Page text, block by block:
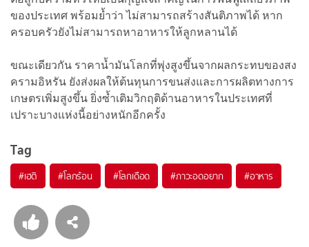
ของประเทศ พร้อมย้ำว่า ไม่สามารถสร้างสันติภาพได้ หาก
ครอบครัวยังไม่สามารถหาอาหารให้ลูกหลานได้
ขณะเดียวกัน ราคาน้ำมันโลกที่พุ่งสูงขึ้นจากผลกระทบของสง
ครามอิหรัน ยังส่งผลให้ต้นทุนการขนส่งและการผลิตทางการ
เกษตรเพิ่มสูงขึ้น ยิ่งซ้ำเติมวิกฤติด้านอาหารในประเทศที่
เปราะบางแห่งนี้อย่างหนักอีกครั้ง
Tag
#เฮติ #โลกร้อน #โลกเดือด #ภาวะอดอยาก #อาหาร